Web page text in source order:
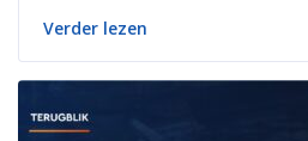
Verder lezen